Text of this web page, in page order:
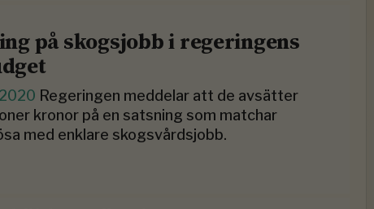
på skogsjobb i regeringens
Regeringen meddelar att de avsätter
kronor på en satsning som matchar
med enklare skogsvårdsjobb.